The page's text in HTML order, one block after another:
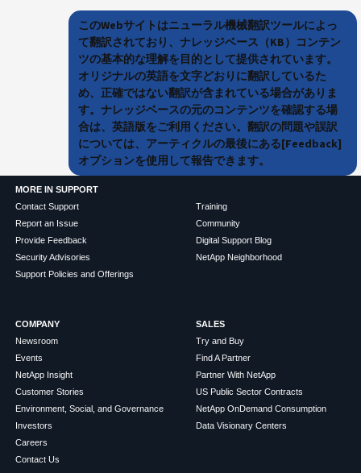
このWebサイトはニューラル機械翻訳ツールによっ
て翻訳されており、ナレッジベース（KB）コンテン
ツの基本的な理解を目的として提供されています。
オリジナルの英語を文字どおりに翻訳しているた
め、正確ではない翻訳が含まれている場合がありま
す。ナレッジベースの元のコンテンツを確認する場
合は、英語版をご利用ください。翻訳の問題や誤訳
については、アーティクルの最後にある[Feedback]
オプションを使用して報告できます。
MORE IN SUPPORT
Contact Support
Report an Issue
Provide Feedback
Security Advisories
Support Policies and Offerings
Training
Community
Digital Support Blog
NetApp Neighborhood
COMPANY
Newsroom
Events
NetApp Insight
Customer Stories
Environment, Social, and Governance
Investors
Careers
Contact Us
SALES
Try and Buy
Find A Partner
Partner With NetApp
US Public Sector Contracts
NetApp OnDemand Consumption
Data Visionary Centers